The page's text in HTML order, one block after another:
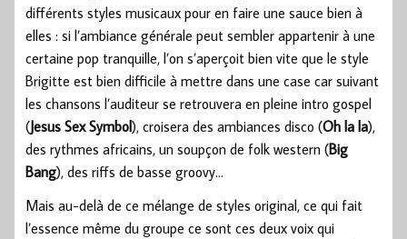
différents styles musicaux pour en faire une sauce bien à
elles : si l’ambiance générale peut sembler appartenir à une
certaine pop tranquille, l’on s’aperçoit bien vite que le style
Brigitte est bien difficile à mettre dans une case car suivant
les chansons l’auditeur se retrouvera en pleine intro gospel
(Jesus Sex Symbol), croisera des ambiances disco (Oh la la),
des rythmes africains, un soupçon de folk western (Big
Bang), des riffs de basse groovy…
Mais au-delà de ce mélange de styles original, ce qui fait
l’essence même du groupe ce sont ces deux voix qui